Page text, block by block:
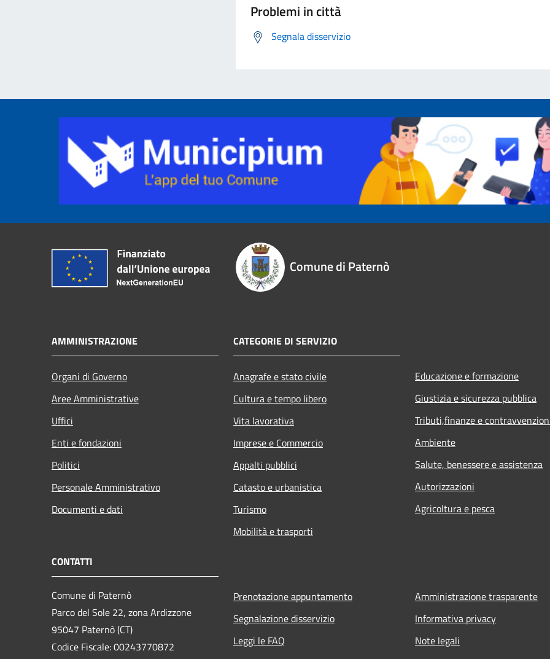
Problemi in città
Segnala disservizio
Comune di Paternò
AMMINISTRAZIONE
Organi di Governo
Aree Amministrative
Uffici
Enti e fondazioni
Politici
Personale Amministrativo
Documenti e dati
CATEGORIE DI SERVIZIO
Anagrafe e stato civile
Cultura e tempo libero
Vita lavorativa
Imprese e Commercio
Appalti pubblici
Catasto e urbanistica
Turismo
Mobilità e trasporti
Educazione e formazione
Giustizia e sicurezza pubblica
Tributi,finanze e
Ambiente
Salute, benessere e assistenza
Autorizzazioni
Agricoltura e pesca
CONTATTI
Comune di Paternò
Parco del Sole 22, zona Ardizzone
95047 Paternò (CT)
Codice Fiscale: 00243770872
Prenotazione appuntamento
Segnalazione disservizio
Leggi le FAQ
Amministrazione trasparente
Informativa privacy
Note legali